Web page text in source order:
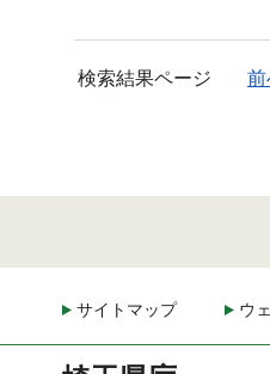
検索結果ページ 前
サイトマップ ウ